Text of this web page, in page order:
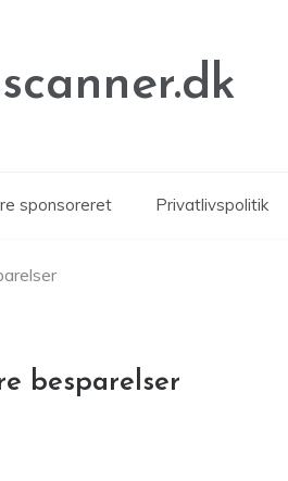
sponsoreret Privatlivspolitik
besparelser